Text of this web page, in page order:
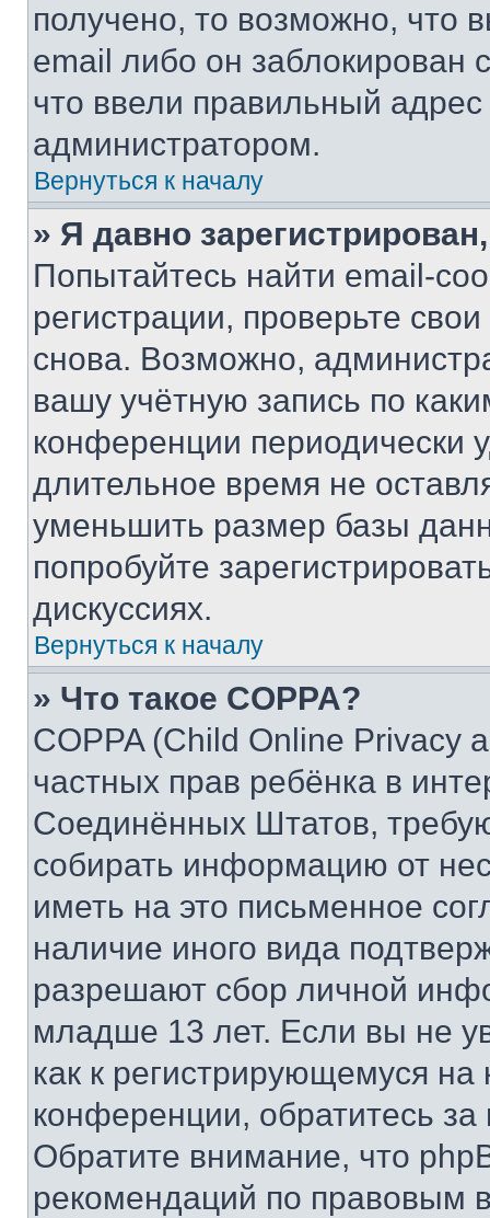
получено, то возможно, что
email либо он
что ввели правильный адрес
администратором.
Вернуться к началу
» Я давно
Попытайтесь найти email-
регистрации, проверьте
снова. Возможно,
вашу учётную запись по
конференции периодически
длительное время не
уменьшить размер базы
попробуйте
дискуссиях.
Вернуться к началу
» Что такое COPPA?
COPPA (Child Online Privacy
частных прав ребёнка в
Соединённых Штатов,
собирать информацию от
иметь на это письменное
наличие иного вида
разрешают сбор личной
младше 13 лет. Если вы не
как к регистрирующемуся
конференции, обратитесь
Обратите внимание, что
рекомендаций по правовым